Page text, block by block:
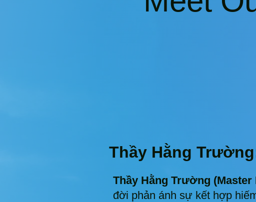
Thầy Hằng
Thầy Hằng Trường (Master
đời phản ánh sự kết hợp